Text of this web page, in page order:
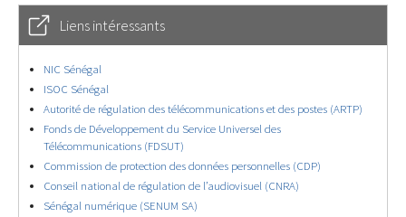
Liens intéressants
NIC Sénégal
ISOC Sénégal
Autorité de régulation des télécommunications et des postes (ARTP)
Fonds de Développement du Service Universel des
Télécommunications (FDSUT)
Commission de protection des données personnelles (CDP)
Conseil national de régulation de l’audiovisuel (CNRA)
Sénégal numérique (SENUM SA)